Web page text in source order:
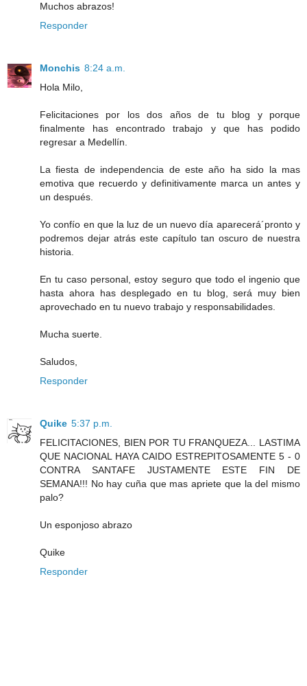
Muchos abrazos!
Responder
Monchis 8:24 a.m.
Hola Milo,
Felicitaciones por los dos años de tu blog y porque
finalmente has encontrado trabajo y que has podido
regresar a Medellín.
La fiesta de independencia de este año ha sido la mas
emotiva que recuerdo y definitivamente marca un antes y
un después.
Yo confío en que la luz de un nuevo día aparecerá´pronto y
podremos dejar atrás este capítulo tan oscuro de nuestra
historia.
En tu caso personal, estoy seguro que todo el ingenio que
hasta ahora has desplegado en tu blog, será muy bien
aprovechado en tu nuevo trabajo y responsabilidades.
Mucha suerte.
Saludos,
Responder
Quike 5:37 p.m.
FELICITACIONES, BIEN POR TU FRANQUEZA... LASTIMA
QUE NACIONAL HAYA CAIDO ESTREPITOSAMENTE 5 - 0
CONTRA SANTAFE JUSTAMENTE ESTE FIN DE
SEMANA!!! No hay cuña que mas apriete que la del mismo
palo?
Un esponjoso abrazo
Quike
Responder